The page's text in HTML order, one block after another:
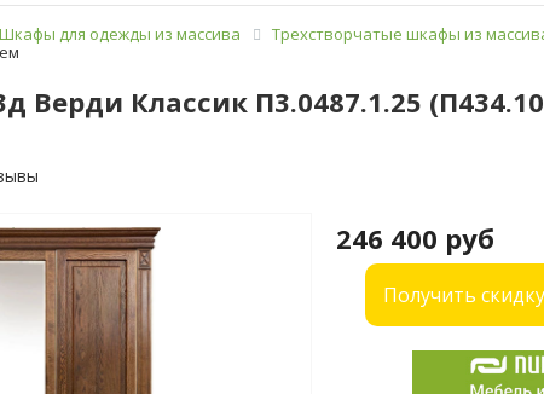
Шкафы для одежды из массива
Трехстворчатые шкафы из
Классик П3.0487.1.25
246 400 руб
Получить